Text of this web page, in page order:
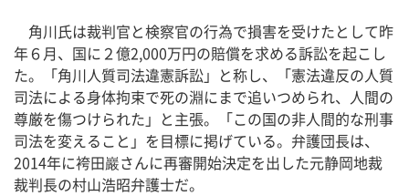
角川氏は裁判官と検察官の行為で損害を受けたとして昨
年６月、国に２億2,000万円の賠償を求める訴訟を起こし
た。「角川人質司法違憲訴訟」と称し、「憲法違反の人質
司法による身体拘束で死の淵にまで追いつめられ、人間の
尊厳を傷つけられた」と主張。「この国の非人間的な刑事
司法を変えること」を目標に掲げている。弁護団長は、
2014年に袴田巖さんに再審開始決定を出した元静岡地裁
裁判長の村山浩昭弁護士だ。